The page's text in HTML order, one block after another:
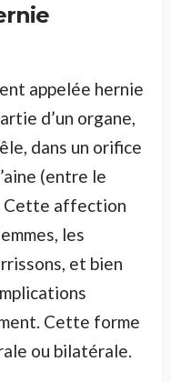
appelée hernie
d’un organe,
dans un orifice
(entre le
Cette affection
les
et bien
Cette forme
ou bilatérale.